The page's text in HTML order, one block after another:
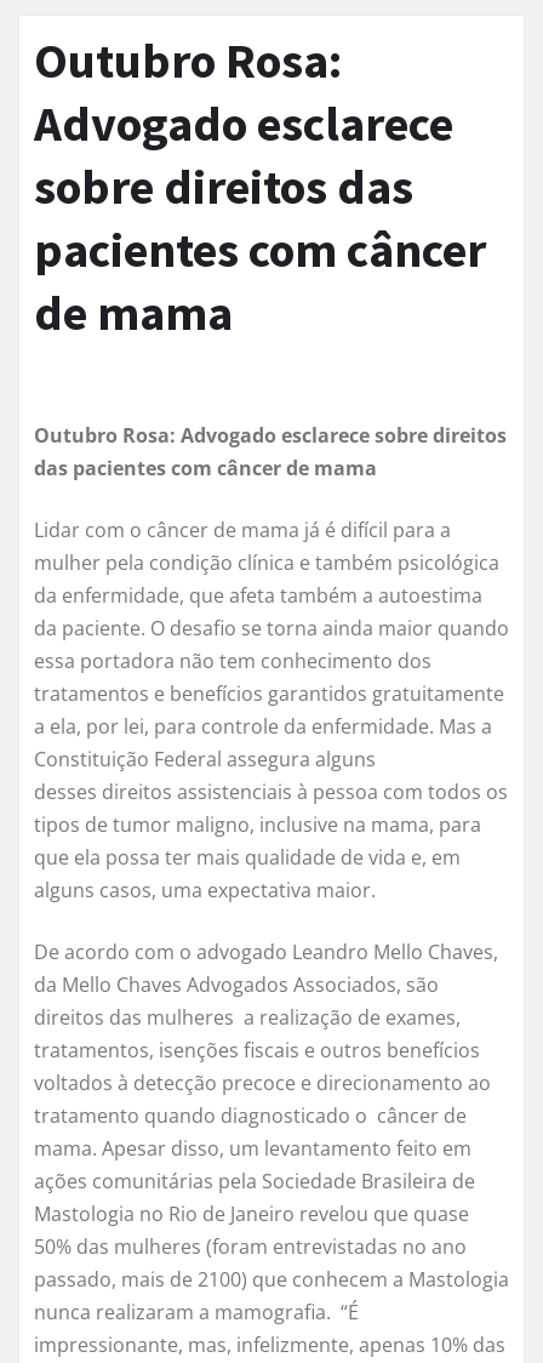
Outubro Rosa:
Advogado esclarece
sobre direitos das
pacientes com câncer
de mama
Outubro Rosa: Advogado esclarece sobre direitos
das pacientes com câncer de mama
Lidar com o câncer de mama já é difícil para a
mulher pela condição clínica e também psicológica
da enfermidade, que afeta também a autoestima
da paciente. O desafio se torna ainda maior quando
essa portadora não tem conhecimento dos
tratamentos e benefícios garantidos gratuitamente
a ela, por lei, para controle da enfermidade. Mas a
Constituição Federal assegura alguns
desses direitos assistenciais à pessoa com todos os
tipos de tumor maligno, inclusive na mama, para
que ela possa ter mais qualidade de vida e, em
alguns casos, uma expectativa maior.
De acordo com o advogado Leandro Mello Chaves,
da Mello Chaves Advogados Associados, são
direitos das mulheres a realização de exames,
tratamentos, isenções fiscais e outros benefícios
voltados à detecção precoce e direcionamento ao
tratamento quando diagnosticado o câncer de
mama. Apesar disso, um levantamento feito em
ações comunitárias pela Sociedade Brasileira de
Mastologia no Rio de Janeiro revelou que quase
50% das mulheres (foram entrevistadas no ano
passado, mais de 2100) que conhecem a Mastologia
nunca realizaram a mamografia. “É
impressionante, mas, infelizmente, apenas 10% das